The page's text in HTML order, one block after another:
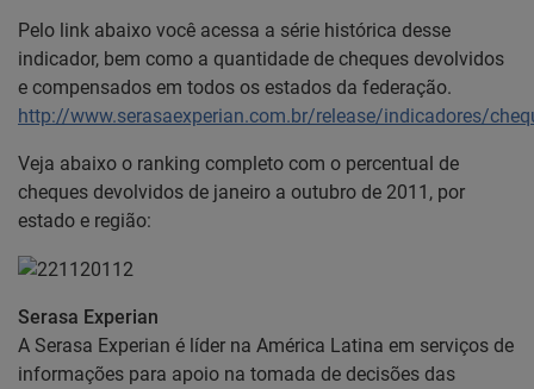
Pelo link abaixo você acessa a série histórica desse
indicador, bem como a quantidade de cheques devolvidos
e compensados em todos os estados da federação.
http://www.serasaexperian.com.br/release/indicadores/
Veja abaixo o ranking completo com o percentual de
cheques devolvidos de janeiro a outubro de 2011, por
estado e região:
Serasa Experian
A Serasa Experian é líder na América Latina em serviços de
informações para apoio na tomada de decisões das